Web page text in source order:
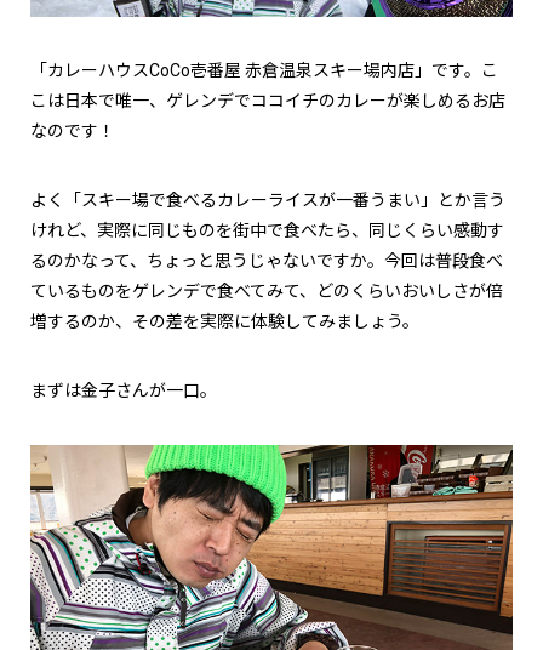
「カレーハウスCoCo壱番屋 赤倉温泉スキー場内店」です。こ
こは日本で唯一、ゲレンデでココイチのカレーが楽しめるお店
なのです！
よく「スキー場で食べるカレーライスが一番うまい」とか言う
けれど、実際に同じものを街中で食べたら、同じくらい感動す
るのかなって、ちょっと思うじゃないですか。今回は普段食べ
ているものをゲレンデで食べてみて、どのくらいおいしさが倍
増するのか、その差を実際に体験してみましょう。
まずは金子さんが一口。